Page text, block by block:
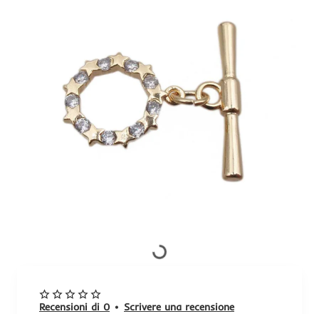
Recensioni di 0 • Scrivere una recensione